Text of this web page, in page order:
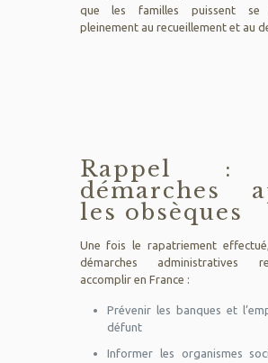
que les familles puissent se
pleinement au recueillement et au
Rappel :
démarches
les obsèques
Une fois le rapatriement
démarches administratives
accomplir en France :
Prévenir les banques et
défunt
Informer les organismes